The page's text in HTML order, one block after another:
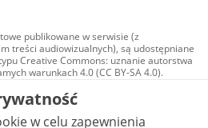
publikowane w serwisie (z
treści audiowizualnych), są udostępniane
Creative Commons: uznanie autorstwa
warunkach 4.0 (CC BY-SA 4.0).
w tym zdjęcia, materiały
są udostępniane na licencji typu
uznanie autorstwa użycie
- bez utworów zależnych 4.0 (CC BY-
w celu zapewnienia